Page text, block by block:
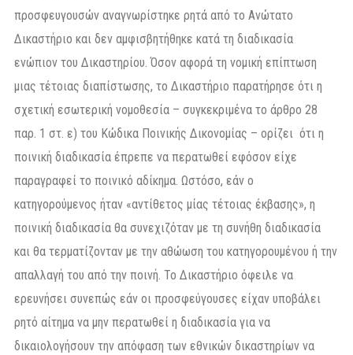
προσφευγουσών αναγνωρίστηκε ρητά από το Ανώτατο
Δικαστήριο και δεν αμφισβητήθηκε κατά τη διαδικασία
ενώπιον του Δικαστηρίου. Όσον αφορά τη νομική επίπτωση
μιας τέτοιας διαπίστωσης, το Δικαστήριο παρατήρησε ότι η
σχετική εσωτερική νομοθεσία – συγκεκριμένα το άρθρο 28
παρ. 1 στ. ε) του Κώδικα Ποινικής Δικονομίας – ορίζει ότι η
ποινική διαδικασία έπρεπε να περατωθεί εφόσον είχε
παραγραφεί το ποινικό αδίκημα. Ωστόσο, εάν ο
κατηγορούμενος ήταν «αντίθετος μίας τέτοιας έκβασης», η
ποινική διαδικασία θα συνεχιζόταν με τη συνήθη διαδικασία
και θα τερματίζονταν με την αθώωση του κατηγορουμένου ή την
απαλλαγή του από την ποινή. Το Δικαστήριο όφειλε να
ερευνήσει συνεπώς εάν οι προσφεύγουσες είχαν υποβάλει
ρητό αίτημα να μην περατωθεί η διαδικασία για να
δικαιολογήσουν την απόφαση των εθνικών δικαστηρίων να